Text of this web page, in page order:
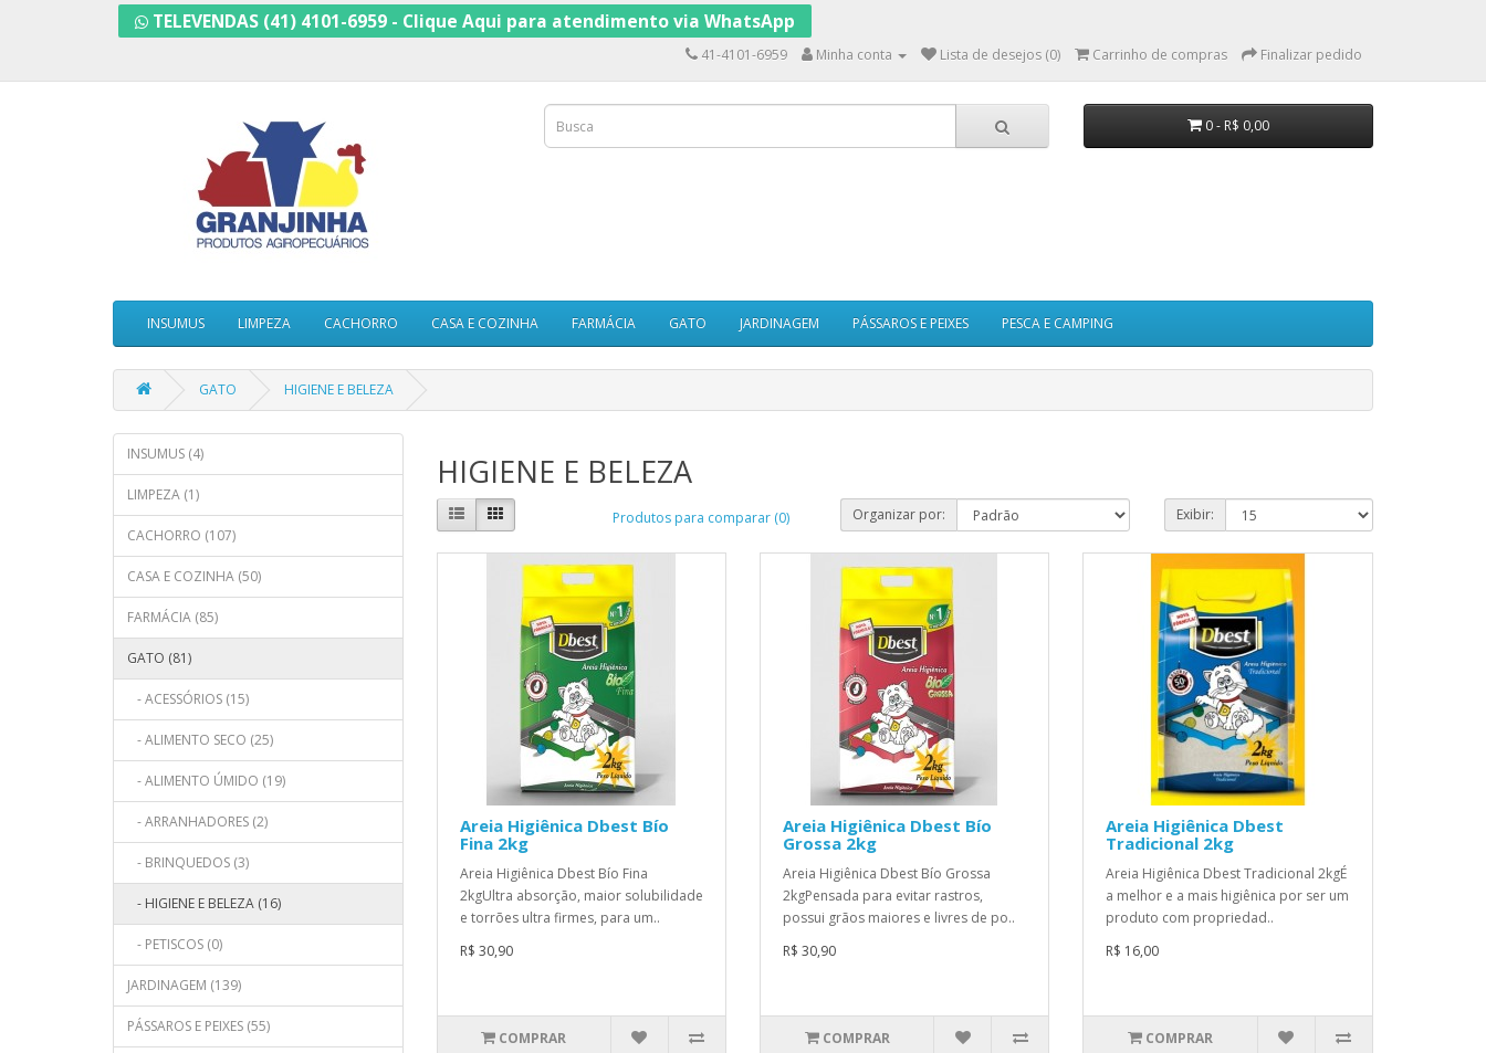
TELEVENDAS (41) 4101-6959 - Clique Aqui para atendimento via WhatsApp
41-4101-6959 Minha conta Lista de desejos (0) Carrinho de compras Finalizar pedido
0 - R$ 0,00
INSUMUS LIMPEZA CACHORRO CASA E COZINHA FARMÁCIA GATO JARDINAGEM PÁSSAROS E PEIXES PESCA E CAMPING
GATO HIGIENE E BELEZA
INSUMUS (4)
LIMPEZA (1)
CACHORRO (107)
CASA E COZINHA (50)
FARMÁCIA (85)
GATO (81)
- ACESSÓRIOS (15)
- ALIMENTO SECO (25)
- ALIMENTO ÚMIDO (19)
- ARRANHADORES (2)
- BRINQUEDOS (3)
- HIGIENE E BELEZA (16)
- PETISCOS (0)
JARDINAGEM (139)
PÁSSAROS E PEIXES (55)
HIGIENE E BELEZA
Produtos para comparar (0) Organizar por: Exibir:
Areia Higiênica Dbest Bío
Fina 2kg
Areia Higiênica Dbest Bío Fina
2kgUltra absorção, maior solubilidade
e torrões ultra firmes, para um..
R$ 30,90
COMPRAR
Areia Higiênica Dbest Bío
Grossa 2kg
Areia Higiênica Dbest Bío Grossa
2kgPensada para evitar rastros,
possui grãos maiores e livres de po..
R$ 30,90
COMPRAR
Areia Higiênica Dbest
Tradicional 2kg
Areia Higiênica Dbest Tradicional 2kgÉ
a melhor e a mais higiênica por ser um
produto com propriedad..
R$ 16,00
COMPRAR